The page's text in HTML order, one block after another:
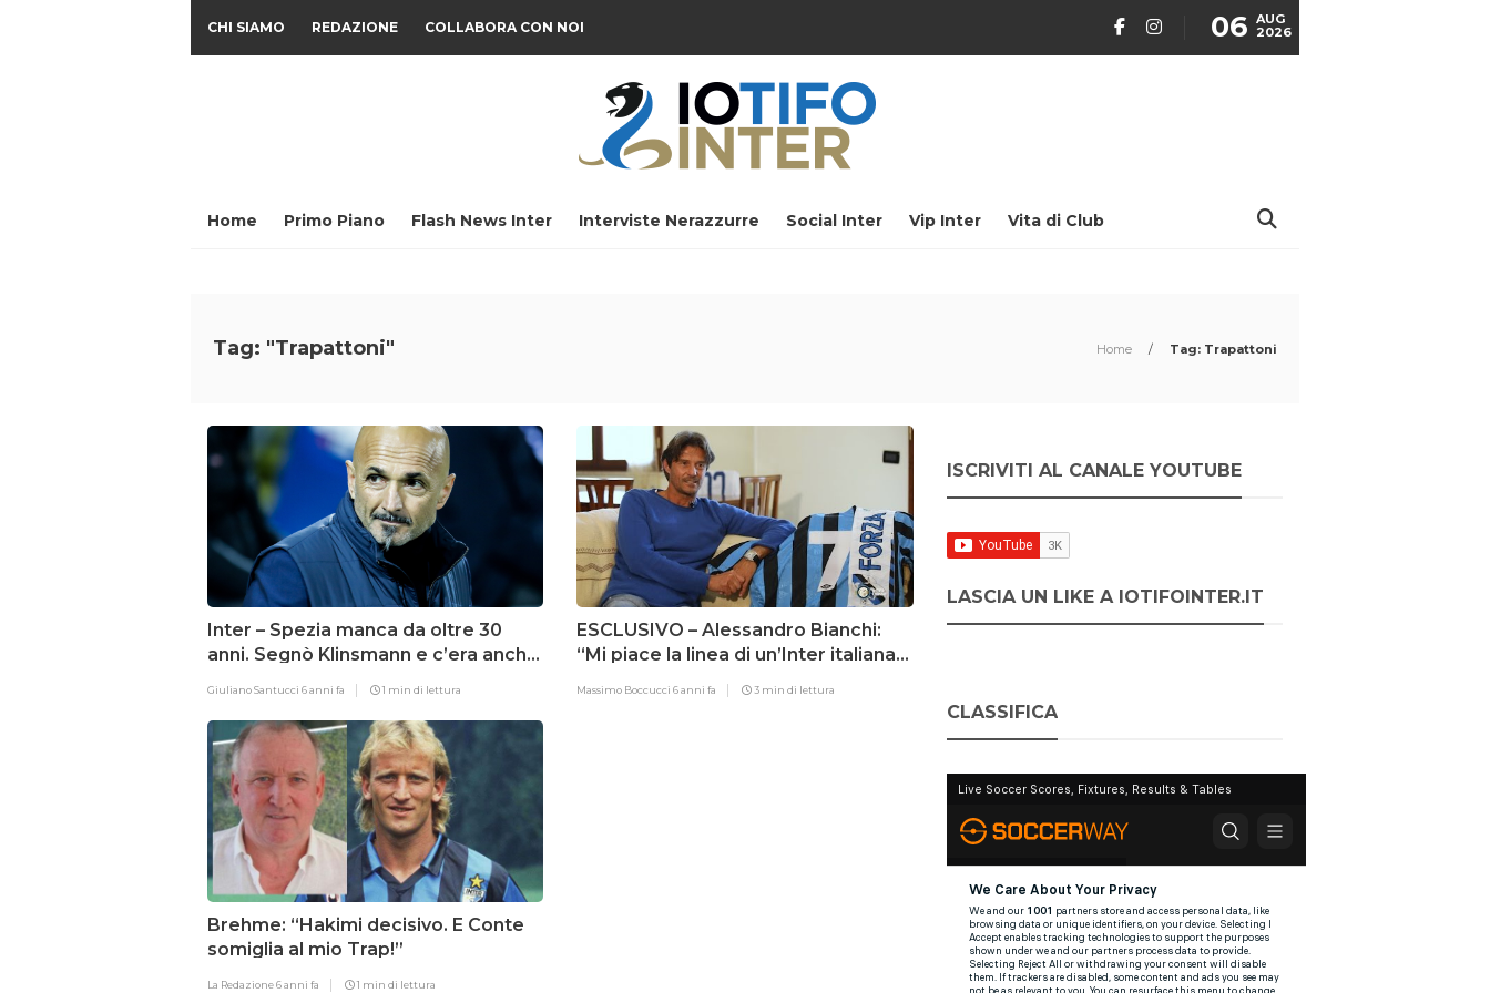
CHI SIAMO REDAZIONE COLLABORA CON NOI 06 AUG
2026
Home Primo Piano Flash News Inter Interviste Nerazzurre Social Inter Vip Inter Vita di Club
Tag: "Trapattoni" Home / Tag: Trapattoni
Inter – Spezia manca da oltre 30
anni. Segnò Klinsmann e c’era anche
Giuliano Santucci 6 anni fa 1 min di lettura
ESCLUSIVO – Alessandro Bianchi:
“Mi piace la linea di un’Inter italiana”.
E svela un retroscena!
Massimo Boccucci6 anni fa 3 min di lettura
Brehme: “Hakimi decisivo. E Conte
somiglia al mio Trap!”
La Redazione6 anni fa 1 min di lettura
ISCRIVITI AL CANALE YOUTUBE
LASCIA UN LIKE A IOTIFOINTER.IT
CLASSIFICA